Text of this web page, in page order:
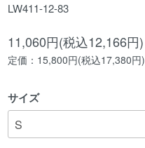
LW411-12-83
11,060円(税込12,166円)
定価：15,800円(税込17,380円)
サイズ